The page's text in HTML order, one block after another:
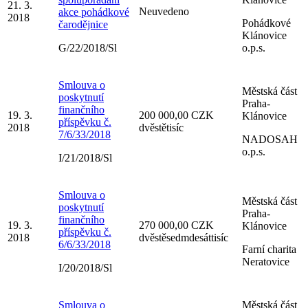
21. 3.
2018
akce pohádkové
čarodějnice
G/22/2018/Sl
Neuvedeno
Pohádkové
Klánovice
o.p.s.
19. 3.
2018
Smlouva o
poskytnutí
finančního
příspěvku č.
7/6/33/2018
I/21/2018/Sl
200 000,00 CZK
dvěstětisíc
Městská část
Praha-
Klánovice
NADOSAH
o.p.s.
19. 3.
2018
Smlouva o
poskytnutí
finančního
příspěvku č.
6/6/33/2018
I/20/2018/Sl
270 000,00 CZK
dvěstěsedmdesáttisíc
Městská část
Praha-
Klánovice
Farní charita
Neratovice
Smlouva o Městská část